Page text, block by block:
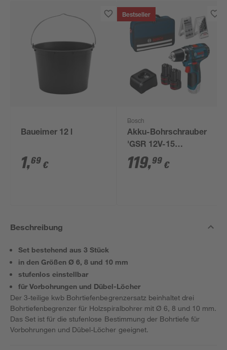
Baueimer 12 l
1,69 €
Bestseller
Bosch
Akku-Bohrschrauber
'GSR 12V-15
Professional' mit 2
Akkus, Tasche und
119,99 €
Beschreibung
Set bestehend aus 3 Stück
in den Größen Ø 6, 8 und 10 mm
stufenlos einstellbar
für Vorbohrungen und Dübel-Löcher
Der 3-teilige kwb Bohrtiefenbegrenzersatz beinhaltet drei
Bohrtiefenbegrenzer für Holzspiralbohrer mit Ø 6, 8 und 10 mm.
Das Set ist für die stufenlose Bestimmung der Bohrtiefe für
Vorbohrungen und Dübel-Löcher geeignet.